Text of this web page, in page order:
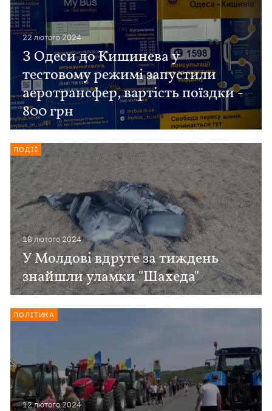
22 лютого 2024
З Одеси до Кишинева у
тестовому режимі запустили
аеротрансфер, вартість поїздки -
800 грн
18 лютого 2024
У Молдові вдруге за тиждень
знайшли уламки "Шахеда"
ПОДІЇ
12 лютого 2024
ПОЛІТИКА